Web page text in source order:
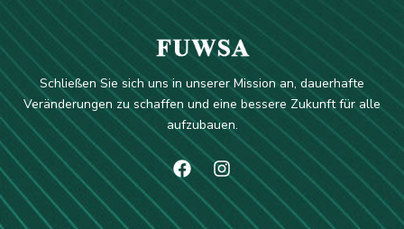
Schließen Sie sich uns in unserer Mission an, dauerhafte
Veränderungen zu schaffen und eine bessere Zukunft für alle
aufzubauen.